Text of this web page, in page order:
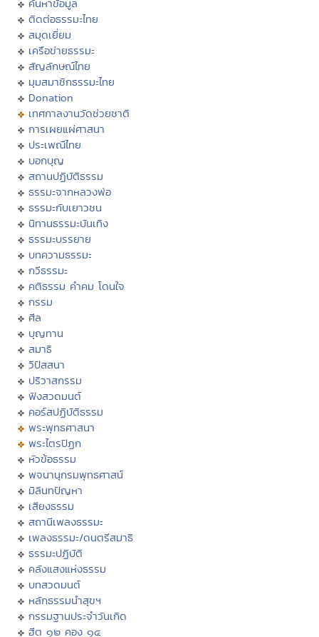
ค้นหาข้อมูล
ติดต่อธรรมะไทย
สมุดเยี่ยม
เครือข่ายธรรมะ
สัญลักษณ์ไทย
มุมสมาชิกธรรมะไทย
Donation
เทศกาลงานวัดช่วยชาติ
การเผยแผ่ศาสนา
ประเพณีไทย
บอกบุญ
สถานปฏิบัติธรรม
ธรรมะจากหลวงพ่อ
ธรรมะกับเยาวชน
นิทานธรรมะบันเทิง
ธรรมะบรรยาย
บทความธรรมะ
กวีธรรมะ
คติธรรม คำคม โดนใจ
กรรม
ศีล
บุญทาน
สมาธิ
วิปัสสนา
ปริวาสกรรม
ฟังสวดมนต์
คอร์สปฏิบัติธรรม
พระพุทธศาสนา
พระไตรปิฏก
หัวข้อธรรม
พจนานุกรมพุทธศาสน์
มิลินทปัญหา
เสียงธรรม
สถานีเพลงธรรมะ
เพลงธรรมะ/ดนตรีสมาธิ
ธรรมะปฏิบัติ
คลังแสงแห่งธรรม
บทสวดมนต์
หลักธรรมนำสุขฯ
กรรมฐานประจำวันเกิด
ฮีต ๑๒ คอง ๑๔